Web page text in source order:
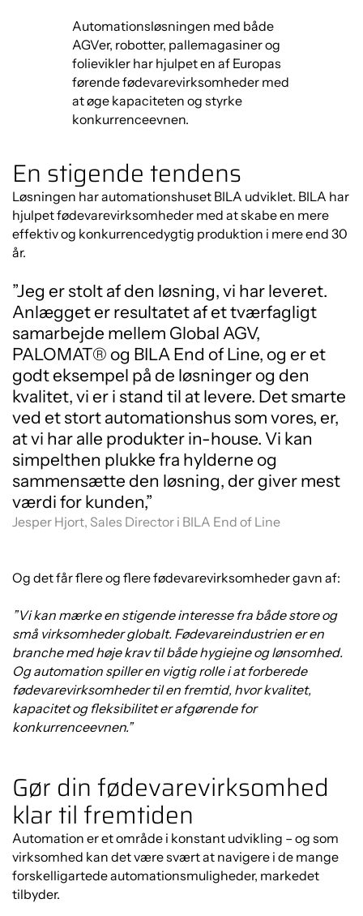
Automationsløsningen med både
AGVer, robotter, pallemagasiner og
folievikler har hjulpet en af Europas
førende fødevarevirksomheder med
at øge kapaciteten og styrke
konkurrenceevnen.
En stigende tendens
Løsningen har automationshuset BILA udviklet. BILA har
hjulpet fødevarevirksomheder med at skabe en mere
effektiv og konkurrencedygtig produktion i mere end 30
år.
”Jeg er stolt af den løsning, vi har leveret.
Anlægget er resultatet af et tværfagligt
samarbejde mellem Global AGV,
PALOMAT® og BILA End of Line, og er et
godt eksempel på de løsninger og den
kvalitet, vi er i stand til at levere. Det smarte
ved et stort automationshus som vores, er,
at vi har alle produkter in-house. Vi kan
simpelthen plukke fra hylderne og
sammensætte den løsning, der giver mest
værdi for kunden,”
Jesper Hjort, Sales Director i BILA End of Line
Og det får flere og flere fødevarevirksomheder gavn af:
”Vi kan mærke en stigende interesse fra både store og
små virksomheder globalt. Fødevareindustrien er en
branche med høje krav til både hygiejne og lønsomhed.
Og automation spiller en vigtig rolle i at forberede
fødevarevirksomheder til en fremtid, hvor kvalitet,
kapacitet og fleksibilitet er afgørende for
konkurrenceevnen.”
Gør din fødevarevirksomhed
klar til fremtiden
Automation er et område i konstant udvikling – og som
virksomhed kan det være svært at navigere i de mange
forskelligartede automationsmuligheder, markedet
tilbyder.